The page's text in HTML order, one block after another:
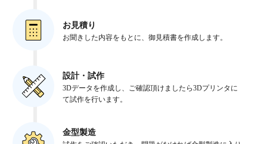
お見積り
お聞きした内容をもとに、御見積書を作成します。
設計・試作
3Dデータを作成し、ご確認頂けましたら3Dプリンタに
て試作を行います。
金型製造